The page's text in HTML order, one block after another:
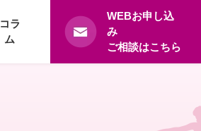
コラ
ム
WEBお申し込
み
ご相談はこちら